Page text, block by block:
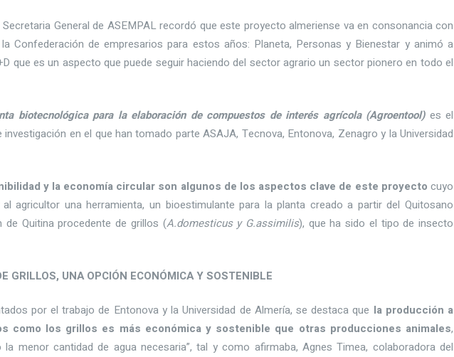
Secretaria General de ASEMPAL recordó que este proyecto almeriense va en consonancia con
Confederación de empresarios para estos años: Planeta, Personas y Bienestar y animó a
que es un aspecto que puede seguir haciendo del sector agrario un sector pionero en todo el
biotecnológica para la elaboración de compuestos de interés agrícola (Agroentool)es el
en el que han tomado parte ASAJA, Tecnova, Entonova, Zenagro y la Universidad
y la economía circular son algunos de los aspectos clave de este proyecto cuyo
agricultor una herramienta, un bioestimulante para la planta creado a partir del Quitosano
Quitina procedente de grillos (A.domesticus y G.assimilis), que ha sido el tipo de insecto
GRILLOS, UNA OPCIÓN ECONÓMICA Y SOSTENIBLE
por el trabajo de Entonova y la Universidad de Almería, se destaca que la producción a
como los grillos es más económica y sostenible que otras producciones animales,
la menor cantidad de agua necesaria”, tal y como afirmaba, Agnes Timea, colaboradora del